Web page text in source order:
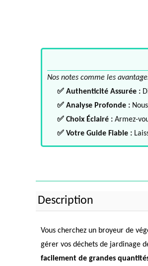
Nos notes comme les
✅ Authenticité Assurée :
✅ Analyse Profonde :
✅ Choix Éclairé : Armez-
✅ Votre Guide Fiable :
Description
Vous cherchez un broyeur de
gérer vos déchets de jardinage
facilement de grandes